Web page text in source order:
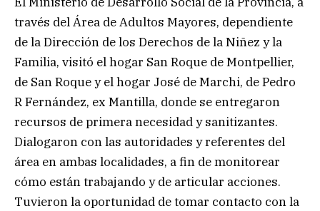
través del Área de Adultos Mayores, dependiente
de la Dirección de los Derechos de la Niñez y la
Familia, visitó el hogar San Roque de Montpellier,
de San Roque y el hogar José de Marchi, de Pedro
R Fernández, ex Mantilla, donde se entregaron
recursos de primera necesidad y sanitizantes.
Dialogaron con las autoridades y referentes del
área en ambas localidades, a fin de monitorear
cómo están trabajando y de articular acciones.
Tuvieron la oportunidad de tomar contacto con la